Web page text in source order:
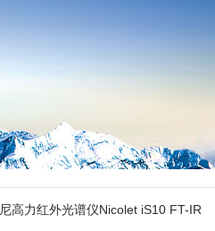
尼高力红外光谱仪Nicolet iS10 FT-IR